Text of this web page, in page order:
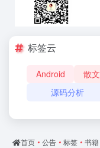
标签云
Android 散文
源码分析
首页 • 公告 • 标签 • 书籍